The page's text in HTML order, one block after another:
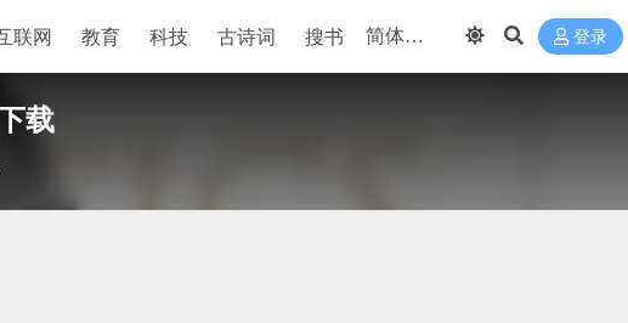
联网 教育 科技 古诗词 搜书 登录
载